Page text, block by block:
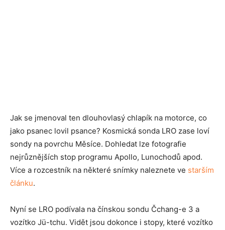
Jak se jmenoval ten dlouhovlasý chlapík na motorce, co
jako psanec lovil psance? Kosmická sonda LRO zase loví
sondy na povrchu Měsíce. Dohledat lze fotografie
nejrůznějších stop programu Apollo, Lunochodů apod.
Více a rozcestník na některé snímky naleznete ve starším
článku.
Nyní se LRO podívala na čínskou sondu Čchang-e 3 a
vozítko Jü-tchu. Vidět jsou dokonce i stopy, které vozítko